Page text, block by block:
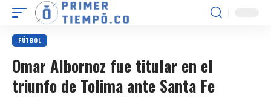
FÚTBOL
Omar Albornoz fue titular en el
triunfo de Tolima ante Santa Fe